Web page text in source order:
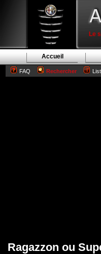
Le
Accueil
FAQ Rechercher
Ragazzon ou